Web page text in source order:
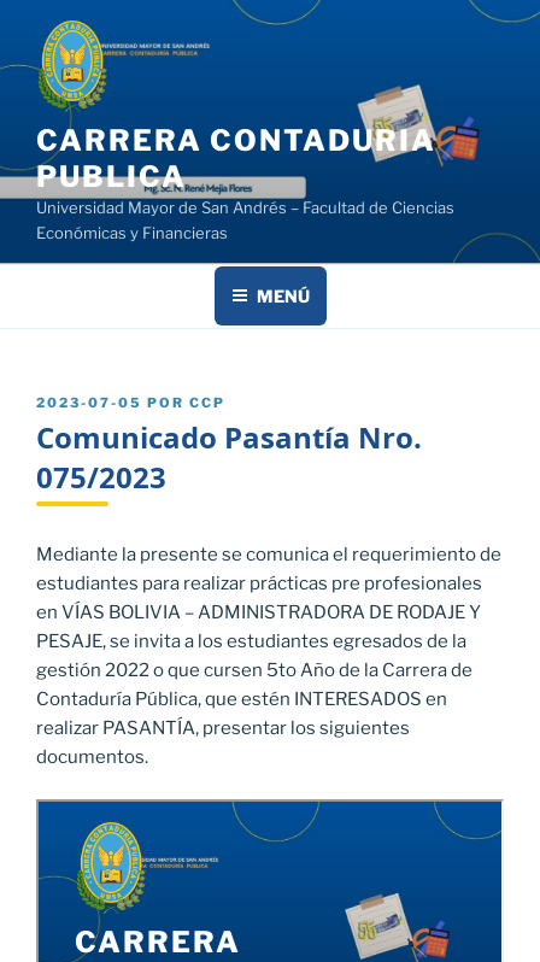
contenido
CARRERA CONTADURIA
PUBLICA
Universidad Mayor de San Andrés – Facultad de Ciencias
Económicas y Financieras
MENÚ
PUBLICADO
2023-07-05 POR CCP
Comunicado Pasantía Nro.
075/2023
Mediante la presente se comunica el requerimiento de
estudiantes para realizar prácticas pre profesionales
en VÍAS BOLIVIA – ADMINISTRADORA DE RODAJE Y
PESAJE, se invita a los estudiantes egresados de la
gestión 2022 o que cursen 5to Año de la Carrera de
Contaduría Pública, que estén INTERESADOS en
realizar PASANTÍA, presentar los siguientes
documentos.